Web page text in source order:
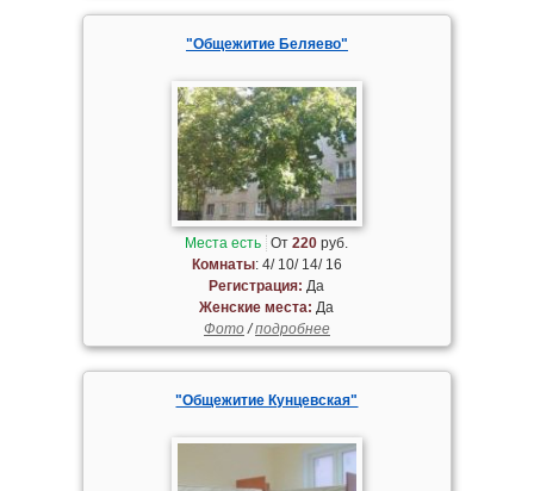
"Общежитие Беляево"
Места есть От220 руб.
Комнаты: 4/ 10/ 14/ 16
Регистрация: Да
Женские места: Да
Фото/подробнее
"Общежитие Кунцевская"